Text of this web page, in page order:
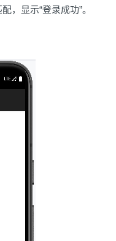
，显示“登录成功”。